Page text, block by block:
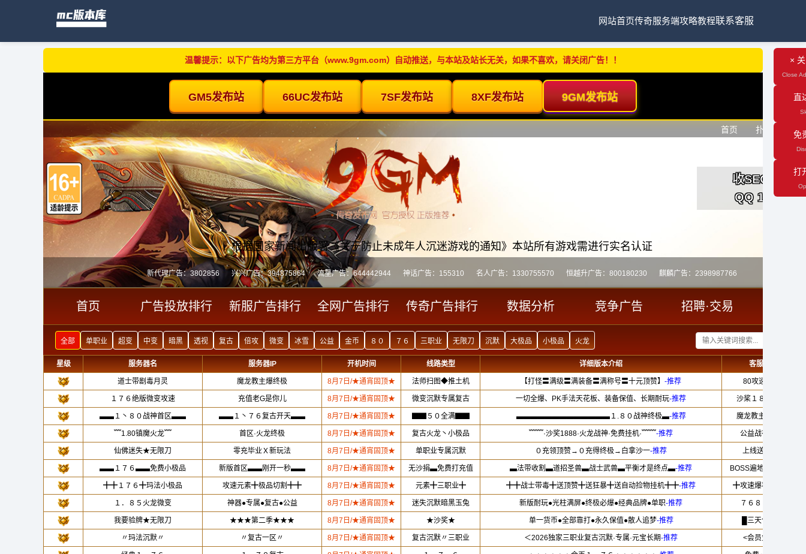
网站首页传奇服务端攻略教程联系客服
温馨提示：以下广告均为第三方平台（www.9gm.com）自动推送，与本站及站长无关，如果不喜欢，请关闭广告！！ ×
Close
直
免
打